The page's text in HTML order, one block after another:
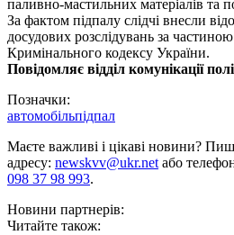
паливно-мастильних матеріалів та
За фактом підпалу слідчі внесли
досудових розслідувань за частиною
Кримінального кодексу України.
Повідомляє відділ комунікації
Позначки:
автомобільпідпал
Маєте важливі і цікаві новини?
адресу: newskvv@ukr.netабо
098 37 98 993.
Новини партнерів:
Читайте також: